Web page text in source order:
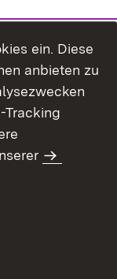
ein. Diese
anbieten zu
Tracking